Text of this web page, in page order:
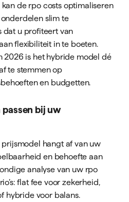
de rpo costs optimaliseren
slim te
dat u profiteert van
flexibiliteit in te boeten.
2026 is het hybride model dé
te stemmen op
en budgetten.
bij uw
hangt af van uw
en behoefte aan
analyse van uw rpo
flat fee voor zekerheid,
hybride voor balans.